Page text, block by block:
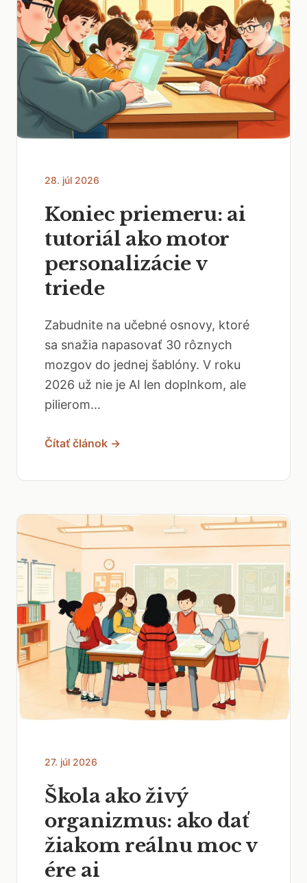
28. júl 2026
Koniec priemeru: ai
tutoriál ako motor
personalizácie v
triede
Zabudnite na učebné osnovy, ktoré
sa snažia napasovať 30 rôznych
mozgov do jednej šablóny. V roku
2026 už nie je AI len doplnkom, ale
pilierom...
Čítať článok →
27. júl 2026
Škola ako živý
organizmus: ako dať
žiakom reálnu moc v
ére ai